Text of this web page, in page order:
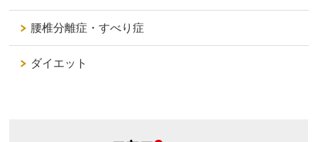
腰椎分離症・すべり症
ダイエット